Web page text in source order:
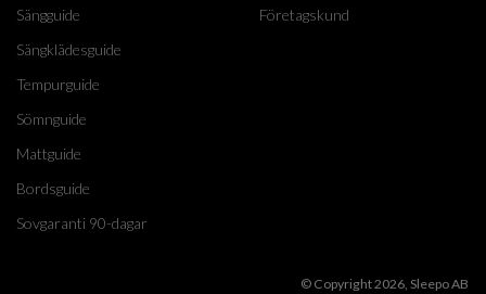
Sängguide
Sängklädesguide
Tempurguide
Sömnguide
Mattguide
Bordsguide
Sovgaranti 90-dagar
Företagskund
© Copyright 2026, Sleepo AB